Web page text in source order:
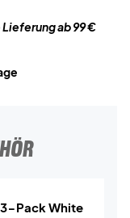
ab 99 €
3-Pack White